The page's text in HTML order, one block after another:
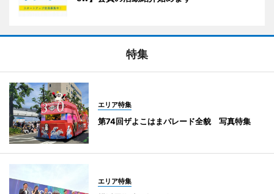
特集
エリア特集
第74回ザよこはまパレード全貌 写真特集
エリア特集